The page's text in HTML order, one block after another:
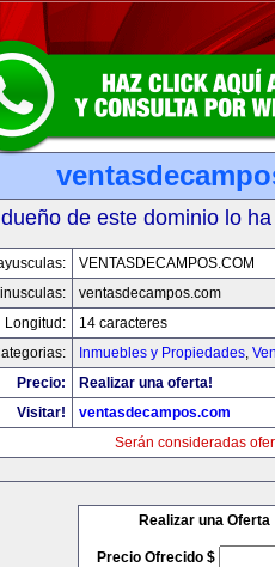
de este dominio lo
VENTASDECAMPOS.COM
ventasdecampos.com
Longitud:
14 caracteres
Inmuebles y Propiedades,
Precio:
Realizar una oferta!
Visitar!
ventasdecampos.com
Serán consideradas
Realizar una Oferta
Precio Ofrecido $